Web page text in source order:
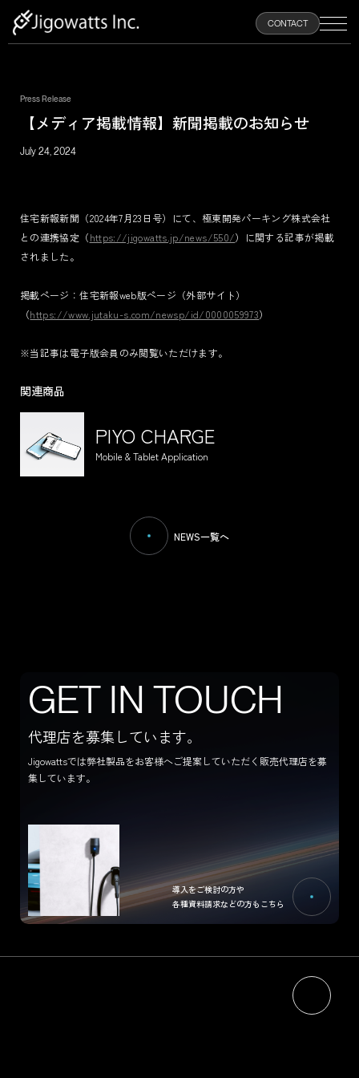
100HOME
PRODUCTS
RECRUIT
CONTACT
LEGAL
CONTACT
Press Release
【メディア掲載情報】新聞掲載のお知らせ
July 24, 2024
住宅新報新聞（2024年7月23日号）にて、極東開発パーキング株式会社
との連携協定（https://jigowatts.jp/news/550/）に関する記事が掲載
されました。
掲載ページ：住宅新報web版ページ（外部サイト）
（https://www.jutaku-s.com/newsp/id/0000059973）
※当記事は電子版会員のみ閲覧いただけます。
関連商品
PIYO CHARGE
Mobile & Tablet Application
NEWS一覧へ
GET IN TOUCH
代理店を募集しています。
Jigowattsでは弊社製品をお客様へご提案していただく販売代理店を募
集しています。
導入をご検討の方や
各種資料請求などの方もこちら